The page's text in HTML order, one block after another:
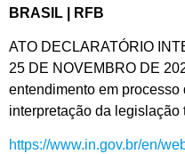
BRASIL | RFB
ATO DECLARATÓRIO
25 DE NOVEMBRO DE
entendimento em processo
interpretação da legislação
https://www.in.gov.br/en/